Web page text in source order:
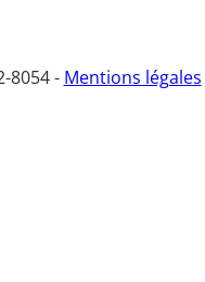
8054 - Mentions légales